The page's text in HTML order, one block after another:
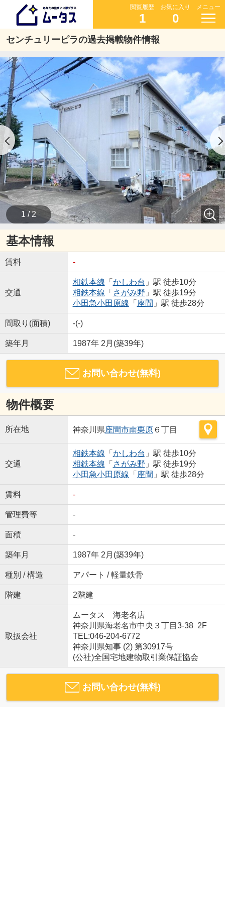
閲覧履歴
1
お気に入り
0
メニュー
センチュリーピラの過去掲載物件情報
1 / 2
基本情報
賃料 -
交通
相鉄本線 「 かしわ台 」駅 徒歩10分
相鉄本線 「 さがみ野 」駅 徒歩19分
小田急小田原線 「 座間 」駅 徒歩28分
間取り(面積) -(-)
築年月 1987年 2月(築39年)
お問い合わせ(無料)
物件概要
所在地 神奈川県座間市南栗原６丁目
交通
相鉄本線 「 かしわ台 」駅 徒歩10分
相鉄本線 「 さがみ野 」駅 徒歩19分
小田急小田原線 「 座間 」駅 徒歩28分
賃料 -
管理費等 -
面積 -
築年月 1987年 2月(築39年)
種別 / 構造 アパート / 軽量鉄骨
階建 2階建
取扱会社
ムータス 海老名店
神奈川県海老名市中央３丁目3-38 2F
TEL:046-204-6772
神奈川県知事 (2) 第30917号
(公社)全国宅地建物取引業保証協会
お問い合わせ(無料)